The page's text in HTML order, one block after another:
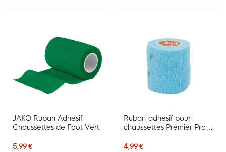
JAKO Ruban Adhésif
Chaussettes de Foot Vert
5,99 €
Ruban adhésif pour
chaussettes Premier Pro-
4,99 €